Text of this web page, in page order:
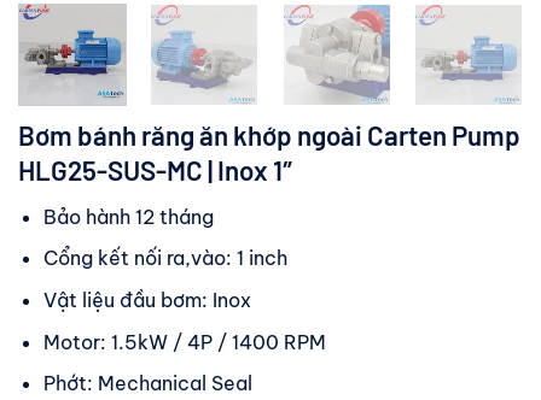
Bơm bánh răng ăn khớp ngoài Carten Pump
HLG25-SUS-MC | Inox 1″
Bảo hành 12 tháng
Cổng kết nối ra,vào: 1 inch
Vật liệu đầu bơm: Inox
Motor: 1.5kW / 4P / 1400 RPM
Phớt: Mechanical Seal